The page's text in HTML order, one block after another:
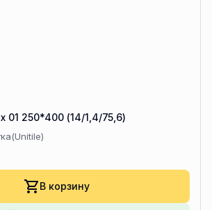
01 250*400 (14/1,4/75,6)
В корзину